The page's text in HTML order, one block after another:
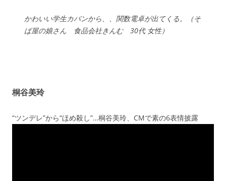
かわいい学生カバンから、、関数電卓が出てくる。（そ
ば屋の娘さん 食品会社きんむ 30代 女性）
桐谷美玲
“ツンデレ”から“ほめ殺し”…桐谷美玲、CMで素の6表情披露